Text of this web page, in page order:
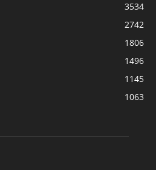
3534
2742
1806
1496
1145
1063